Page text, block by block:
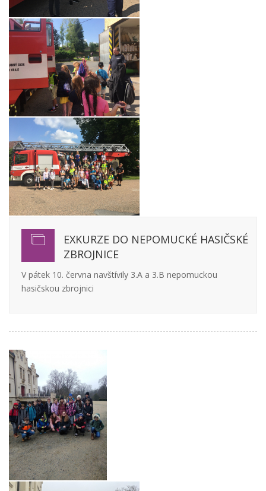
EXKURZE DO NEPOMUCKÉ HASIČSKÉ
ZBROJNICE
V pátek 10. června navštívily 3.A a 3.B nepomuckou
hasičskou zbrojnici